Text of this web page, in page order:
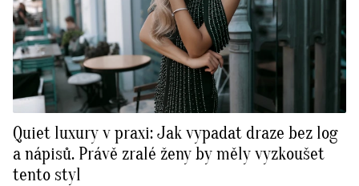
Quiet luxury v praxi: Jak vypadat draze bez log
a nápisů. Právě zralé ženy by měly vyzkoušet
tento styl